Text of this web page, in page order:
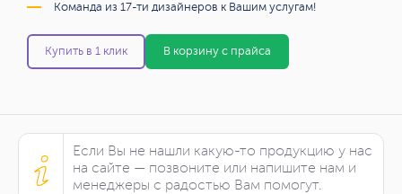
Команда из 17-ти дизайнеров к Вашим услугам!
Купить в 1 клик В корзину с прайса
Если Вы не нашли какую-то продукцию у нас
на сайте — позвоните или напишите нам и
менеджеры с радостью Вам помогут.